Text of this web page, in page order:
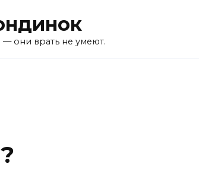
они врать не умеют.